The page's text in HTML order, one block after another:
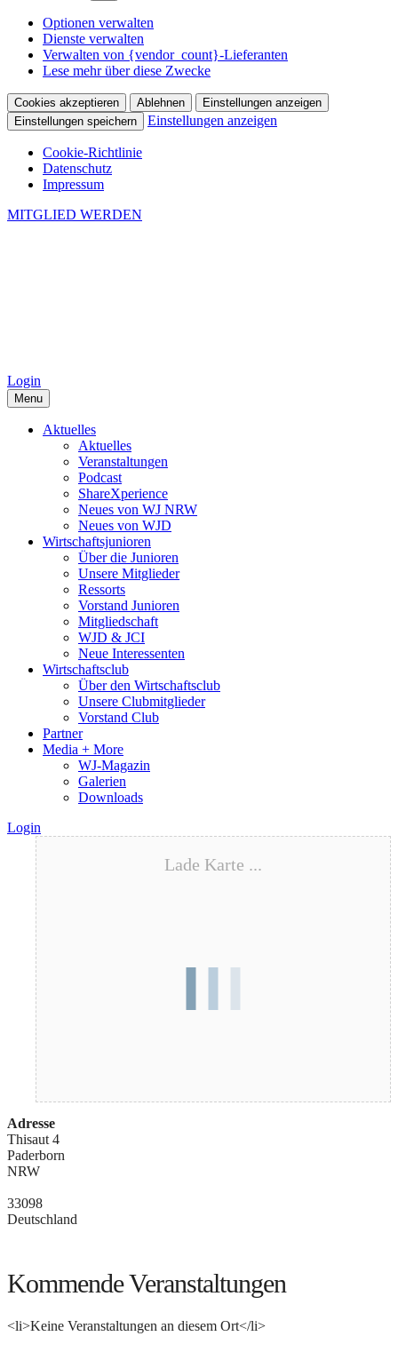
Optionen verwalten
Dienste verwalten
Verwalten von {vendor_count}-Lieferanten
Lese mehr über diese Zwecke
Cookies akzeptieren Ablehnen
Einstellungen anzeigen
Einstellungen speichern
Einstellungen anzeigen
Cookie-Richtlinie
Datenschutz
Impressum
MITGLIED WERDEN
Login
Menu
Aktuelles
Aktuelles
Veranstaltungen
Podcast
ShareXperience
Neues von WJ NRW
Neues von WJD
Wirtschaftsjunioren
Über die Junioren
Unsere Mitglieder
Ressorts
Vorstand Junioren
Mitgliedschaft
WJD & JCI
Neue Interessenten
Wirtschaftsclub
Über den Wirtschaftsclub
Unsere Clubmitglieder
Vorstand Club
Partner
Media + More
WJ-Magazin
Galerien
Downloads
Login
Lade Karte ...
Adresse
Thisaut 4
Paderborn
NRW
33098
Deutschland
Kommende Veranstaltungen
<li>Keine Veranstaltungen an diesem Ort</li>